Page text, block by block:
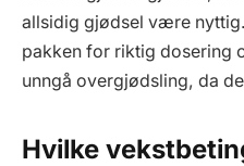
allsidig gjødsel være
pakken for riktig dosering
unngå overgjødsling, da
Hvilke